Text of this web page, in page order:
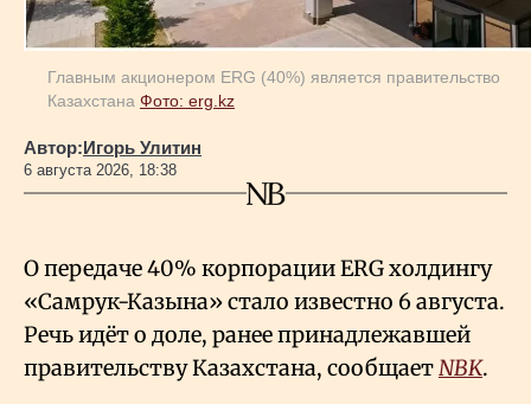
Главным акционером ERG (40%) является правительство
Казахстана Фото: erg.kz
Автор:Игорь Улитин
6 августа 2026, 18:38
О передаче 40% корпорации ERG холдингу
«Самрук-Казына» стало известно 6 августа.
Речь идёт о доле, ранее принадлежавшей
правительству Казахстана, сообщаетNBK.